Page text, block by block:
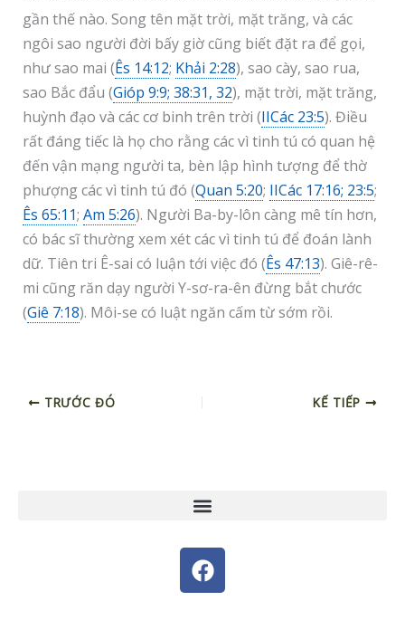
gần thế nào. Song tên mặt trời, mặt trăng, và các
ngôi sao người đời bấy giờ cũng biết đặt ra để gọi,
như sao mai (Ês 14:12; Khải 2:28), sao cày, sao rua,
sao Bắc đẩu (Gióp 9:9; 38:31, 32), mặt trời, mặt trăng,
huỳnh đạo và các cơ binh trên trời (IICác 23:5). Điều
rất đáng tiếc là họ cho rằng các vì tinh tú có quan hệ
đến vận mạng người ta, bèn lập hình tượng để thờ
phượng các vì tinh tú đó (Quan 5:20; IICác 17:16; 23:5;
Ês 65:11; Am 5:26). Người Ba-by-lôn càng mê tín hơn,
có bác sĩ thường xem xét các vì tinh tú để đoán lành
dữ. Tiên tri Ê-sai có luận tới việc đó (Ês 47:13). Giê-rê-
mi cũng răn dạy người Y-sơ-ra-ên đừng bắt chước
(Giê 7:18). Môi-se có luật ngăn cấm từ sớm rồi.
TRƯỚC ĐÓ KẾ TIẾP
F
a
c